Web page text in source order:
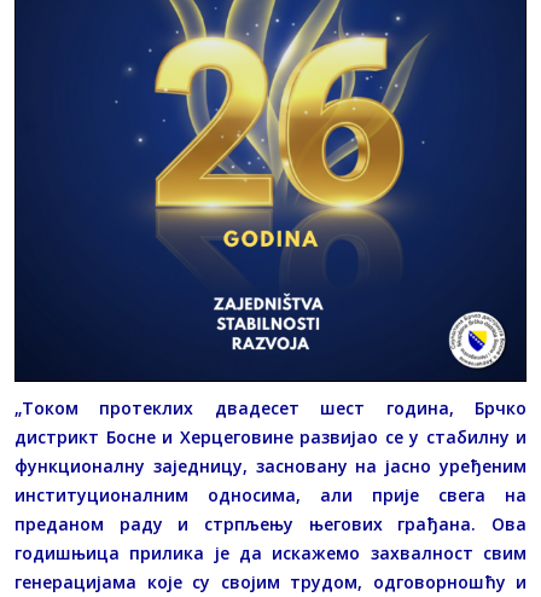
„Током протеклих двадесет шест година, Брчко
дистрикт Босне и Херцеговине развијао се у стабилну и
функционалну заједницу, засновану на јасно уређеним
институционалним односима, али прије свега на
преданом раду и стрпљењу његових грађана. Ова
годишњица прилика је да искажемо захвалност свим
генерацијама које су својим трудом, одговорношћу и